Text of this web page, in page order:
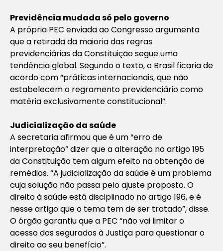
Previdência mudada só pelo governo
A própria PEC enviada ao Congresso argumenta
que a retirada da maioria das regras
previdenciárias da Constituição segue uma
tendência global. Segundo o texto, o Brasil ficaria de
acordo com “práticas internacionais, que não
estabelecem o regramento previdenciário como
matéria exclusivamente constitucional”.
Judicialização da saúde
A secretaria afirmou que é um “erro de
interpretação” dizer que a alteração no artigo 195
da Constituição tem algum efeito na obtenção de
remédios. “A judicialização da saúde é um problema
cuja solução não passa pelo ajuste proposto. O
direito à saúde está disciplinado no artigo 196, e é
nesse artigo que o tema tem de ser tratado”, disse.
O órgão garantiu que a PEC “não vai limitar o
acesso dos segurados à Justiça para questionar o
direito ao seu benefício”.